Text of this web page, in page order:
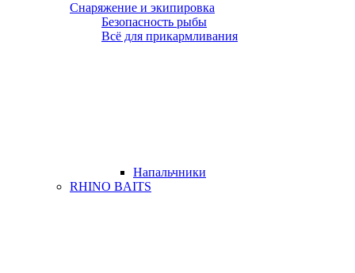
Снаряжение и экипировка
Безопасность рыбы
Всё для прикармливания
Напальчники
RHINO BAITS